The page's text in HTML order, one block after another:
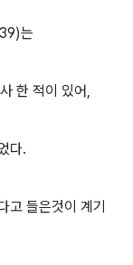
는
한 적이 있어,
다.
고 들은것이 계기